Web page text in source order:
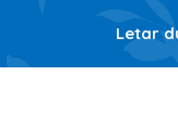
Letar